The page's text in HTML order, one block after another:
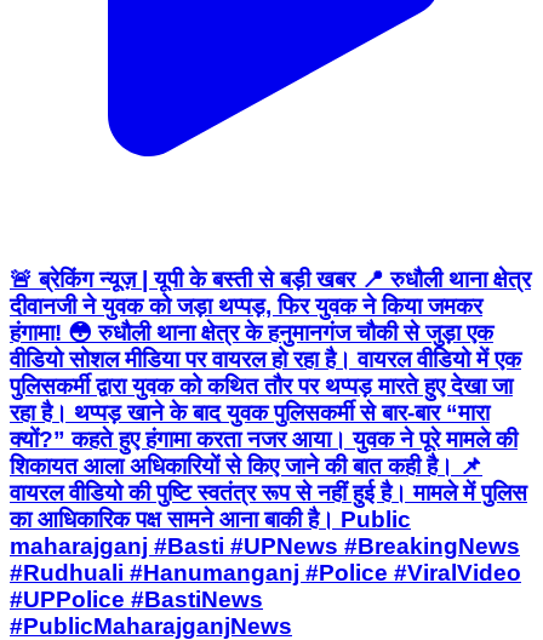
🚨 ब्रेकिंग न्यूज़ | यूपी के बस्ती से बड़ी खबर 📍 रुधौली थाना क्षेत्र
दीवानजी ने युवक को जड़ा थप्पड़, फिर युवक ने किया जमकर
हंगामा! 😳 रुधौली थाना क्षेत्र के हनुमानगंज चौकी से जुड़ा एक
वीडियो सोशल मीडिया पर वायरल हो रहा है। वायरल वीडियो में एक
पुलिसकर्मी द्वारा युवक को कथित तौर पर थप्पड़ मारते हुए देखा जा
रहा है। थप्पड़ खाने के बाद युवक पुलिसकर्मी से बार-बार “मारा
क्यों?” कहते हुए हंगामा करता नजर आया। युवक ने पूरे मामले की
शिकायत आला अधिकारियों से किए जाने की बात कही है। 📌
वायरल वीडियो की पुष्टि स्वतंत्र रूप से नहीं हुई है। मामले में पुलिस
का आधिकारिक पक्ष सामने आना बाकी है। Public
maharajganj #Basti #UPNews #BreakingNews
#Rudhuali #Hanumanganj #Police #ViralVideo
#UPPolice #BastiNews
#PublicMaharajganjNews